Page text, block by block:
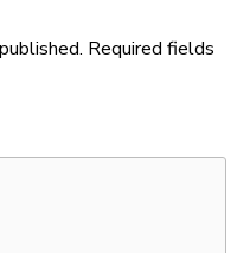
Required fields